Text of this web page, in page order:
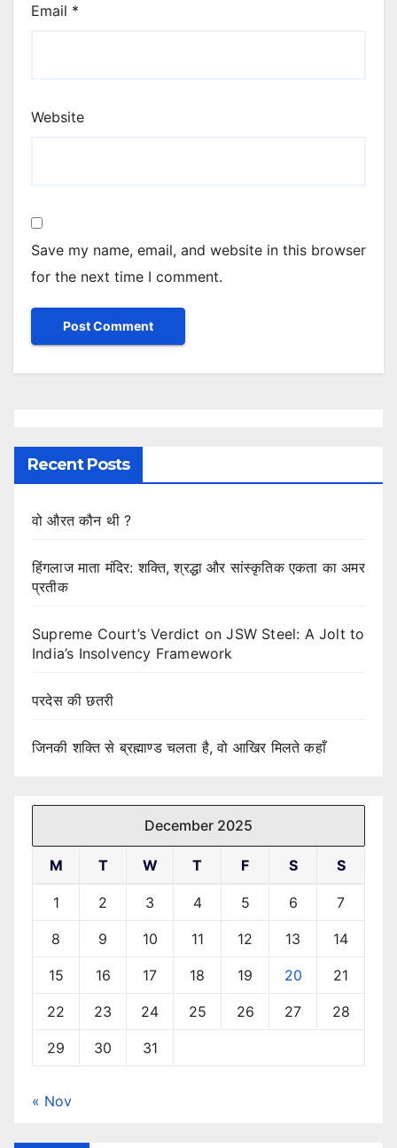
Email *
Website
Save my name, email, and website in this browser
for the next time I comment.
Recent Posts
वो औरत कौन थी ?
हिंगलाज माता मंदिर: शक्ति, श्रद्धा और सांस्कृतिक एकता का अमर
प्रतीक
Supreme Court’s Verdict on JSW Steel: A Jolt to
India’s Insolvency Framework
परदेस की छतरी
जिनकी शक्ति से ब्रह्माण्ड चलता है, वो आखिर मिलते कहाँ
December 2025
M T W T F S S
1 2 3 4 5 6 7
8 9 10 11 12 13 14
15 16 17 18 19 20 21
22 23 24 25 26 27 28
29 30 31
« Nov